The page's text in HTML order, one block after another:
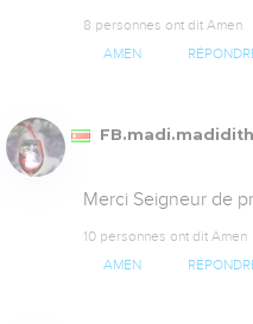
8 personnes ont dit Amen
AMEN
FB.madi.madidith
Merci Seigneur de
10 personnes ont dit Amen
AMEN